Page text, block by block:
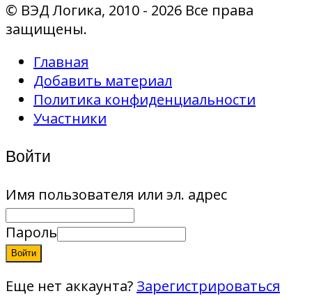
© ВЭД Логика, 2010 - 2026 Все права
защищены.
Главная
Добавить материал
Политика конфиденциальности
Участники
Войти
Имя пользователя или эл. адрес
Пароль
Войти
Еще нет аккаунта? Зарегистрироваться